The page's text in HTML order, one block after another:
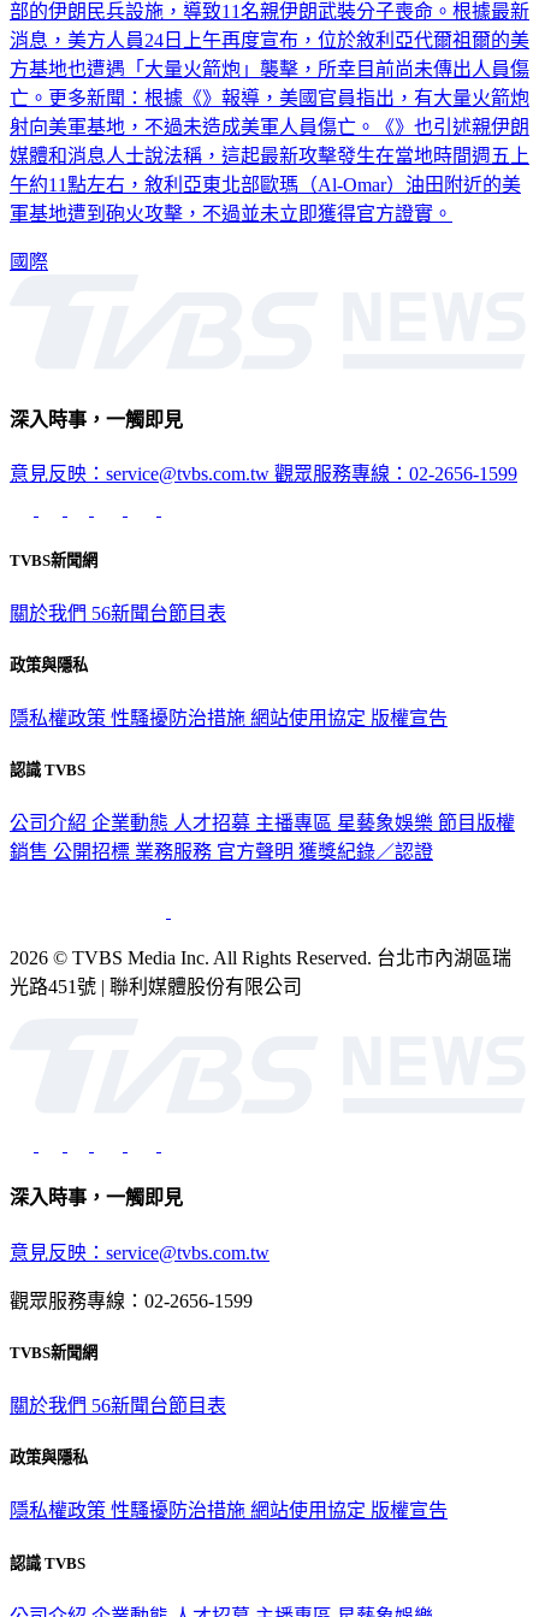
部的伊朗民兵設施，導致11名親伊朗武裝分子喪命。根據最新
消息，美方人員24日上午再度宣布，位於敘利亞代爾祖爾的美
方基地也遭遇「大量火箭炮」襲擊，所幸目前尚未傳出人員傷
亡。更多新聞：根據《》報導，美國官員指出，有大量火箭炮
射向美軍基地，不過未造成美軍人員傷亡。《》也引述親伊朗
媒體和消息人士說法稱，這起最新攻擊發生在當地時間週五上
午約11點左右，敘利亞東北部歐瑪（Al-Omar）油田附近的美
軍基地遭到砲火攻擊，不過並未立即獲得官方證實。
國際
深入時事，一觸即見
意見反映：service@tvbs.com.tw 觀眾服務專線：02-2656-1599
TVBS新聞網
關於我們 56新聞台節目表
政策與隱私
隱私權政策 性騷擾防治措施 網站使用協定 版權宣告
認識 TVBS
公司介紹 企業動態 人才招募 主播專區 星藝象娛樂 節目版權
銷售 公開招標 業務服務 官方聲明 獲獎紀錄／認證
2026 © TVBS Media Inc. All Rights Reserved. 台北市內湖區瑞
光路451號 | 聯利媒體股份有限公司
深入時事，一觸即見
意見反映：service@tvbs.com.tw
觀眾服務專線：02-2656-1599
TVBS新聞網
關於我們 56新聞台節目表
政策與隱私
隱私權政策 性騷擾防治措施 網站使用協定 版權宣告
認識 TVBS